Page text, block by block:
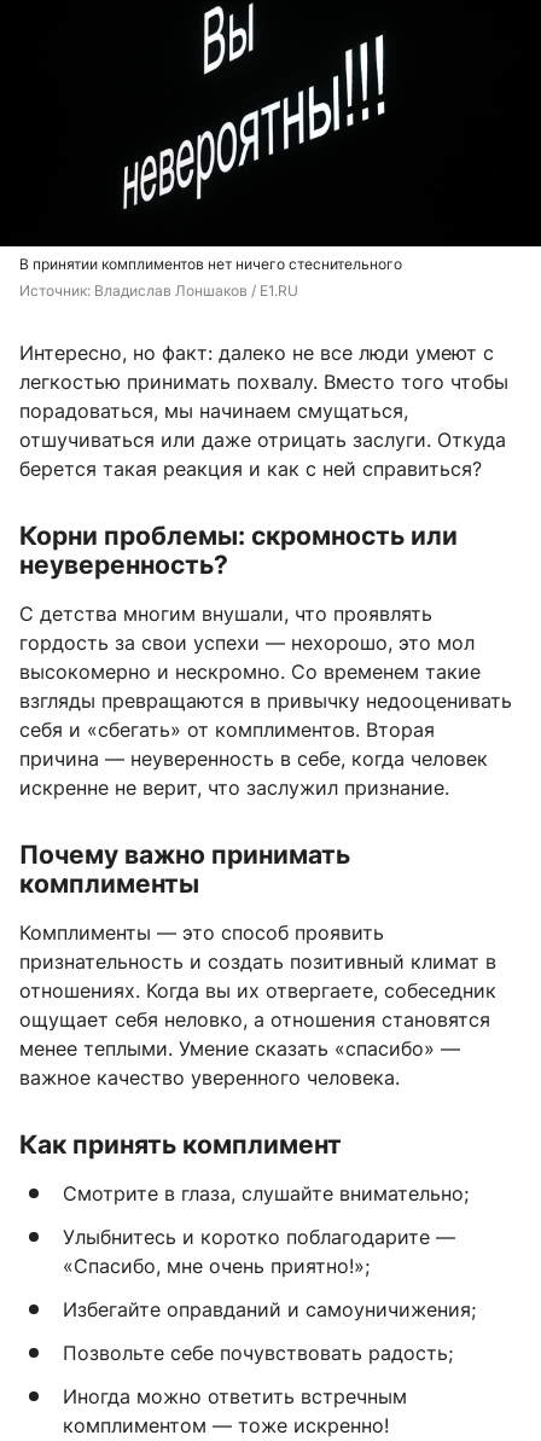
В принятии комплиментов нет ничего стеснительного
Источник: Владислав Лоншаков / E1.RU
Интересно, но факт: далеко не все люди умеют с
легкостью принимать похвалу. Вместо того чтобы
порадоваться, мы начинаем смущаться,
отшучиваться или даже отрицать заслуги. Откуда
берется такая реакция и как с ней справиться?
Корни проблемы: скромность или
неуверенность?
С детства многим внушали, что проявлять
гордость за свои успехи — нехорошо, это мол
высокомерно и нескромно. Со временем такие
взгляды превращаются в привычку недооценивать
себя и «сбегать» от комплиментов. Вторая
причина — неуверенность в себе, когда человек
искренне не верит, что заслужил признание.
Почему важно принимать
комплименты
Комплименты — это способ проявить
признательность и создать позитивный климат в
отношениях. Когда вы их отвергаете, собеседник
ощущает себя неловко, а отношения становятся
менее теплыми. Умение сказать «спасибо» —
важное качество уверенного человека.
Как принять комплимент
Смотрите в глаза, слушайте внимательно;
Улыбнитесь и коротко поблагодарите —
«Спасибо, мне очень приятно!»;
Избегайте оправданий и самоуничижения;
Позвольте себе почувствовать радость;
Иногда можно ответить встречным
комплиментом — тоже искренно!